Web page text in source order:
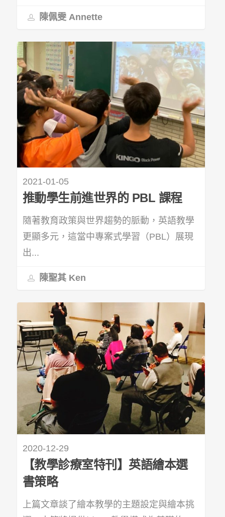
陳佩雯 Annette
2021-01-05
推動學生前進世界的 PBL 課程
隨著教育政策與世界趨勢的脈動，英語教學
更顯多元，這當中專案式學習（PBL）展現
出...
陳聖其 Ken
2020-12-29
【教學診療室特刊】英語繪本選
書策略
上篇文章談了繪本教學的主題設定與繪本挑